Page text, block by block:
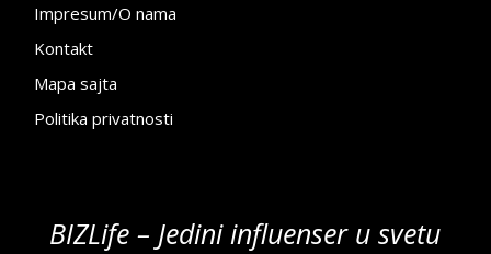
Impresum/O nama
Kontakt
Mapa sajta
Politika privatnosti
BIZLife – Jedini influenser u svetu